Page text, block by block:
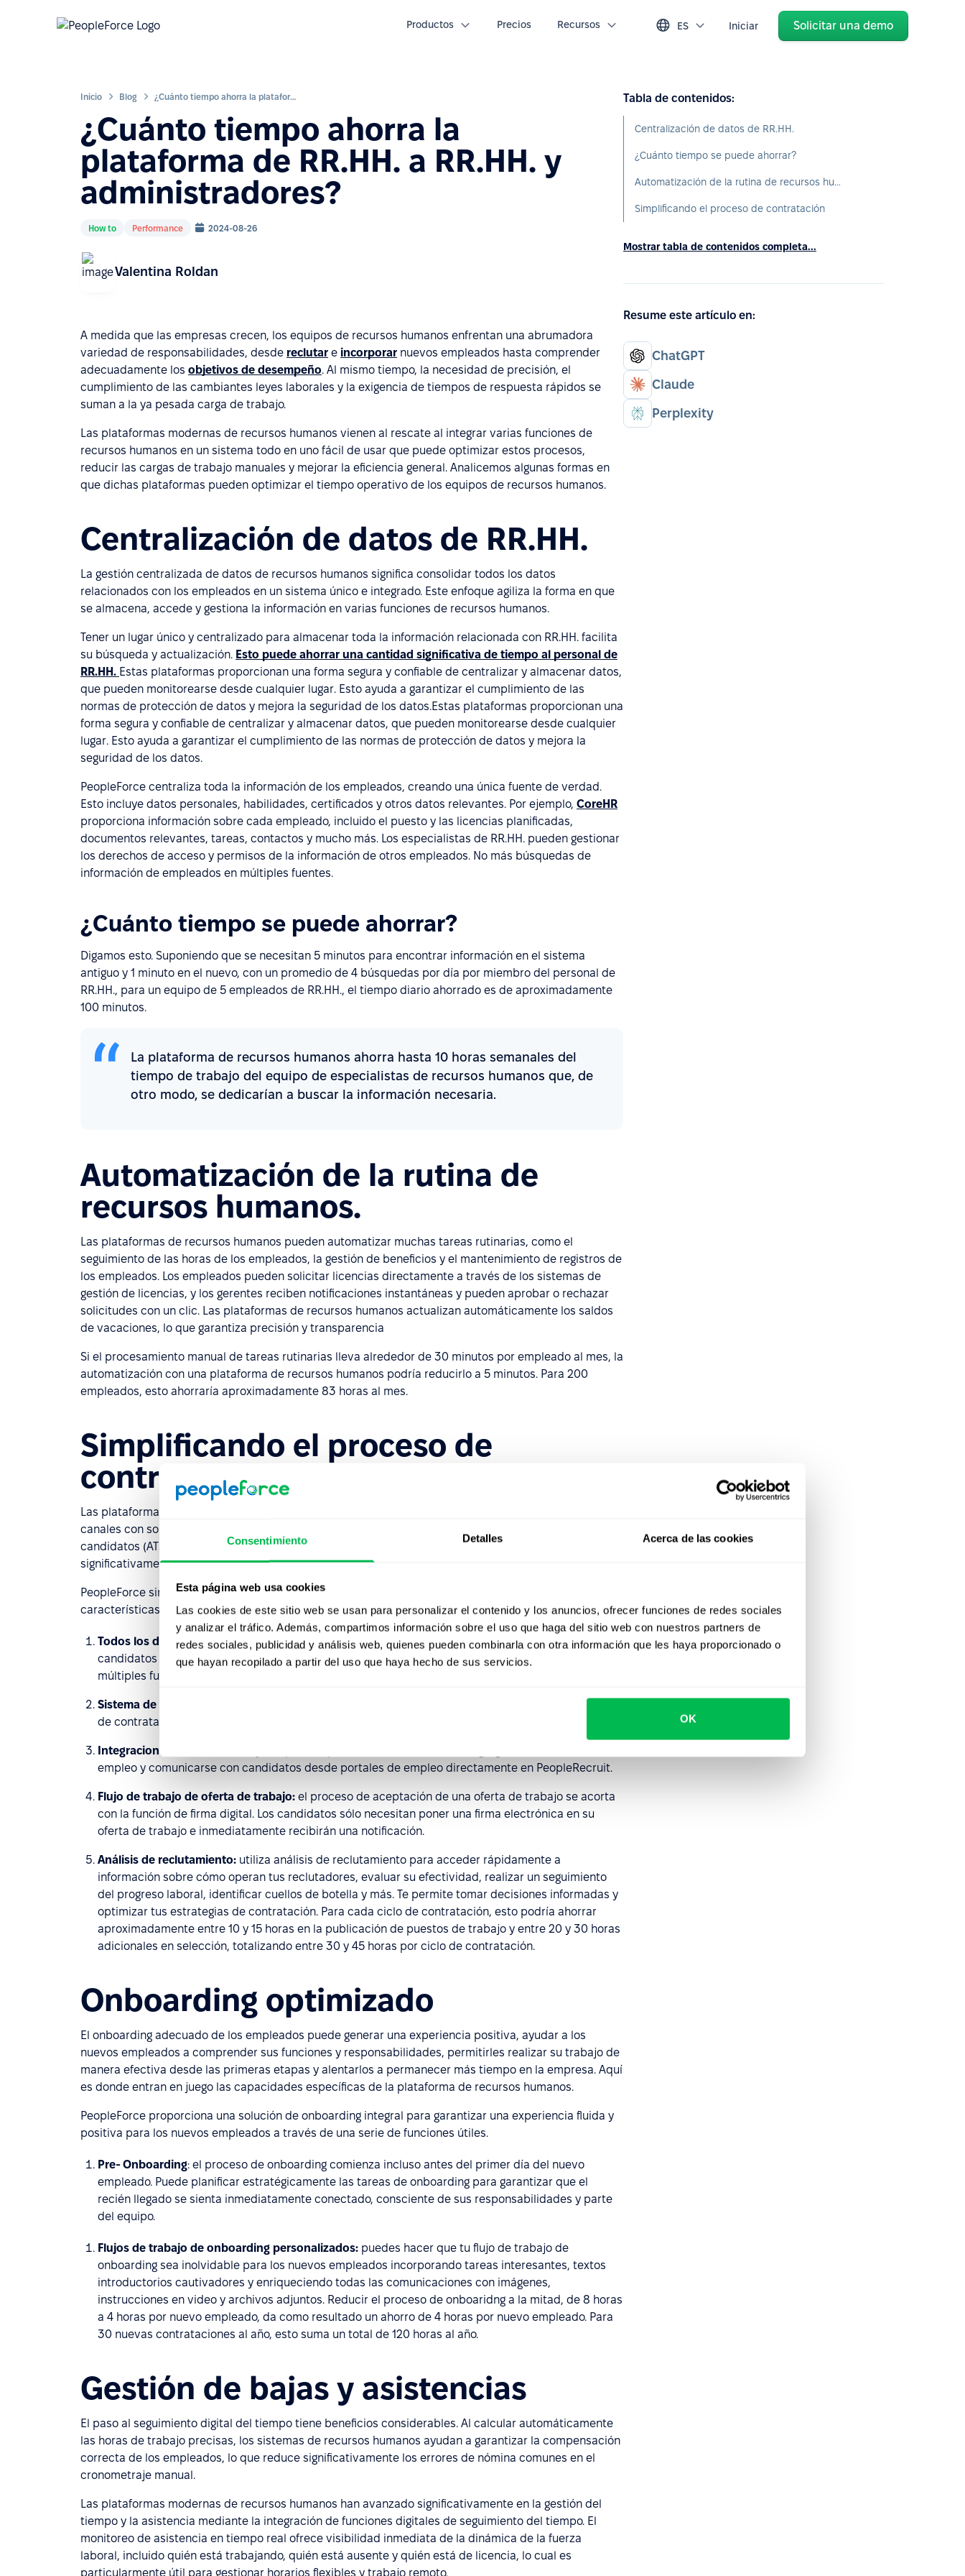
Consentimiento Detalles Acerca de las cookies
Esta página web usa cookies
Las cookies de este sitio web se usan para personalizar el contenido y los anuncios, ofrecer funciones de redes sociales
y analizar el tráfico. Además, compartimos información sobre el uso que haga del sitio web con nuestros partners de
redes sociales, publicidad y análisis web, quienes pueden combinarla con otra información que les haya proporcionado o
que hayan recopilado a partir del uso que haya hecho de sus servicios.
OK
Productos Precios Recursos ES Iniciar Solicitar una demo
Inicio Blog ¿Cuánto tiempo ahorra la plataforma de RR.HH. a RR.HH. y administradores?
¿Cuánto tiempo ahorra la
plataforma de RR.HH. a RR.HH. y
administradores?
How to Performance 2024-08-26
Valentina Roldan
A medida que las empresas crecen, los equipos de recursos humanos enfrentan una abrumadora
variedad de responsabilidades, desde reclutar e incorporar nuevos empleados hasta comprender
adecuadamente los objetivos de desempeño. Al mismo tiempo, la necesidad de precisión, el
cumplimiento de las cambiantes leyes laborales y la exigencia de tiempos de respuesta rápidos se
suman a la ya pesada carga de trabajo.
Las plataformas modernas de recursos humanos vienen al rescate al integrar varias funciones de
recursos humanos en un sistema todo en uno fácil de usar que puede optimizar estos procesos,
reducir las cargas de trabajo manuales y mejorar la eficiencia general. Analicemos algunas formas en
que dichas plataformas pueden optimizar el tiempo operativo de los equipos de recursos humanos.
Centralización de datos de RR.HH.
La gestión centralizada de datos de recursos humanos significa consolidar todos los datos
relacionados con los empleados en un sistema único e integrado. Este enfoque agiliza la forma en que
se almacena, accede y gestiona la información en varias funciones de recursos humanos.
Tener un lugar único y centralizado para almacenar toda la información relacionada con RR.HH. facilita
su búsqueda y actualización. Esto puede ahorrar una cantidad significativa de tiempo al personal de
RR.HH. Estas plataformas proporcionan una forma segura y confiable de centralizar y almacenar datos,
que pueden monitorearse desde cualquier lugar. Esto ayuda a garantizar el cumplimiento de las
normas de protección de datos y mejora la seguridad de los datos.Estas plataformas proporcionan una
forma segura y confiable de centralizar y almacenar datos, que pueden monitorearse desde cualquier
lugar. Esto ayuda a garantizar el cumplimiento de las normas de protección de datos y mejora la
seguridad de los datos.
PeopleForce centraliza toda la información de los empleados, creando una única fuente de verdad.
Esto incluye datos personales, habilidades, certificados y otros datos relevantes. Por ejemplo, CoreHR
proporciona información sobre cada empleado, incluido el puesto y las licencias planificadas,
documentos relevantes, tareas, contactos y mucho más. Los especialistas de RR.HH. pueden gestionar
los derechos de acceso y permisos de la información de otros empleados. No más búsquedas de
información de empleados en múltiples fuentes.
¿Cuánto tiempo se puede ahorrar?
Digamos esto. Suponiendo que se necesitan 5 minutos para encontrar información en el sistema
antiguo y 1 minuto en el nuevo, con un promedio de 4 búsquedas por día por miembro del personal de
RR.HH., para un equipo de 5 empleados de RR.HH., el tiempo diario ahorrado es de aproximadamente
100 minutos.
La plataforma de recursos humanos ahorra hasta 10 horas semanales del
tiempo de trabajo del equipo de especialistas de recursos humanos que, de
otro modo, se dedicarían a buscar la información necesaria.
Automatización de la rutina de
recursos humanos.
Las plataformas de recursos humanos pueden automatizar muchas tareas rutinarias, como el
seguimiento de las horas de los empleados, la gestión de beneficios y el mantenimiento de registros de
los empleados. Los empleados pueden solicitar licencias directamente a través de los sistemas de
gestión de licencias, y los gerentes reciben notificaciones instantáneas y pueden aprobar o rechazar
solicitudes con un clic. Las plataformas de recursos humanos actualizan automáticamente los saldos
de vacaciones, lo que garantiza precisión y transparencia
Si el procesamiento manual de tareas rutinarias lleva alrededor de 30 minutos por empleado al mes, la
automatización con una plataforma de recursos humanos podría reducirlo a 5 minutos. Para 200
empleados, esto ahorraría aproximadamente 83 horas al mes.
Simplificando el proceso de
contratación
Las plataformas de recursos humanos modernas permiten publicar ofertas de empleo en múltiples
canales con solo unos pocos clics. También vienen equipados con sistemas de seguimiento de
candidatos (ATS) que organizan y filtran las solicitudes según criterios predefinidos, lo que reduce
significativamente el tiempo dedicado a clasificar los currículums.
PeopleForce simplifica el proceso de contratación a través de su módulo Recruit, ofreciendo varias
características clave:
Todos los datos en un solo lugar: currículums, contactos, archivos, reseñas y calificaciones de
candidatos están disponibles con un solo clic. Esto elimina la necesidad de buscar información en
múltiples fuentes.
Sistema de seguimiento de candidatos (ATS):
brinda control total sobre cada aspecto del proceso
de contratación, lo que garantiza un proceso fluido y eficiente.
Integraciones de sitios de empleo:
empleo y comunicarse con candidatos desde portales de empleo directamente en PeopleRecruit.
Flujo de trabajo de oferta de trabajo: el proceso de aceptación de una oferta de trabajo se acorta
con la función de firma digital. Los candidatos sólo necesitan poner una firma electrónica en su
oferta de trabajo e inmediatamente recibirán una notificación.
Análisis de reclutamiento: utiliza análisis de reclutamiento para acceder rápidamente a
información sobre cómo operan tus reclutadores, evaluar su efectividad, realizar un seguimiento
del progreso laboral, identificar cuellos de botella y más. Te permite tomar decisiones informadas y
optimizar tus estrategias de contratación. Para cada ciclo de contratación, esto podría ahorrar
aproximadamente entre 10 y 15 horas en la publicación de puestos de trabajo y entre 20 y 30 horas
adicionales en selección, totalizando entre 30 y 45 horas por ciclo de contratación.
Onboarding optimizado
El onboarding adecuado de los empleados puede generar una experiencia positiva, ayudar a los
nuevos empleados a comprender sus funciones y responsabilidades, permitirles realizar su trabajo de
manera efectiva desde las primeras etapas y alentarlos a permanecer más tiempo en la empresa. Aquí
es donde entran en juego las capacidades específicas de la plataforma de recursos humanos.
PeopleForce proporciona una solución de onboarding integral para garantizar una experiencia fluida y
positiva para los nuevos empleados a través de una serie de funciones útiles.
Pre- Onboarding: el proceso de onboarding comienza incluso antes del primer día del nuevo
empleado. Puede planificar estratégicamente las tareas de onboarding para garantizar que el
recién llegado se sienta inmediatamente conectado, consciente de sus responsabilidades y parte
del equipo.
Flujos de trabajo de onboarding personalizados: puedes hacer que tu flujo de trabajo de
onboarding sea inolvidable para los nuevos empleados incorporando tareas interesantes, textos
introductorios cautivadores y enriqueciendo todas las comunicaciones con imágenes,
instrucciones en video y archivos adjuntos. Reducir el proceso de onboaridng a la mitad, de 8 horas
a 4 horas por nuevo empleado, da como resultado un ahorro de 4 horas por nuevo empleado. Para
30 nuevas contrataciones al año, esto suma un total de 120 horas al año.
Gestión de bajas y asistencias
El paso al seguimiento digital del tiempo tiene beneficios considerables. Al calcular automáticamente
las horas de trabajo precisas, los sistemas de recursos humanos ayudan a garantizar la compensación
correcta de los empleados, lo que reduce significativamente los errores de nómina comunes en el
cronometraje manual.
Las plataformas modernas de recursos humanos han avanzado significativamente en la gestión del
tiempo y la asistencia mediante la integración de funciones digitales de seguimiento del tiempo. El
monitoreo de asistencia en tiempo real ofrece visibilidad inmediata de la dinámica de la fuerza
laboral, incluido quién está trabajando, quién está ausente y quién está de licencia, lo cual es
particularmente útil para gestionar horarios flexibles y trabajo remoto.
Tabla de contenidos:
Centralización de datos de RR.HH.
¿Cuánto tiempo se puede ahorrar?
Automatización de la rutina de recursos humanos.
Simplificando el proceso de contratación
Mostrar tabla de contenidos completa...
Resume este artículo en:
ChatGPT
Claude
Perplexity